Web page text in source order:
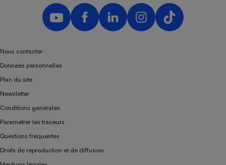
Nous contacter
Données personnelles
Plan du site
Newsletter
Conditions générales
Paramétrer les traceurs
Questions fréquentes
Droits de reproduction et de diffusion